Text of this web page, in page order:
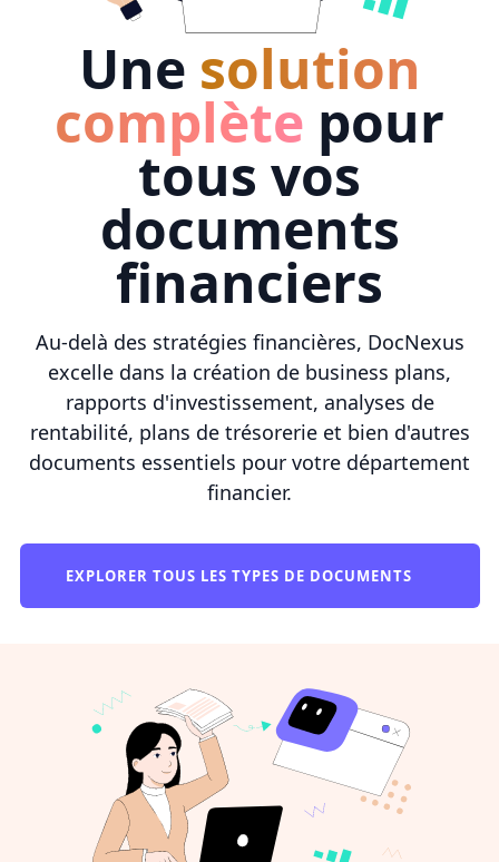
Une solution
complète pour
tous vos
documents
financiers
Au-delà des stratégies financières, DocNexus
excelle dans la création de business plans,
rapports d'investissement, analyses de
rentabilité, plans de trésorerie et bien d'autres
documents essentiels pour votre département
financier.
EXPLORER TOUS LES TYPES DE DOCUMENTS